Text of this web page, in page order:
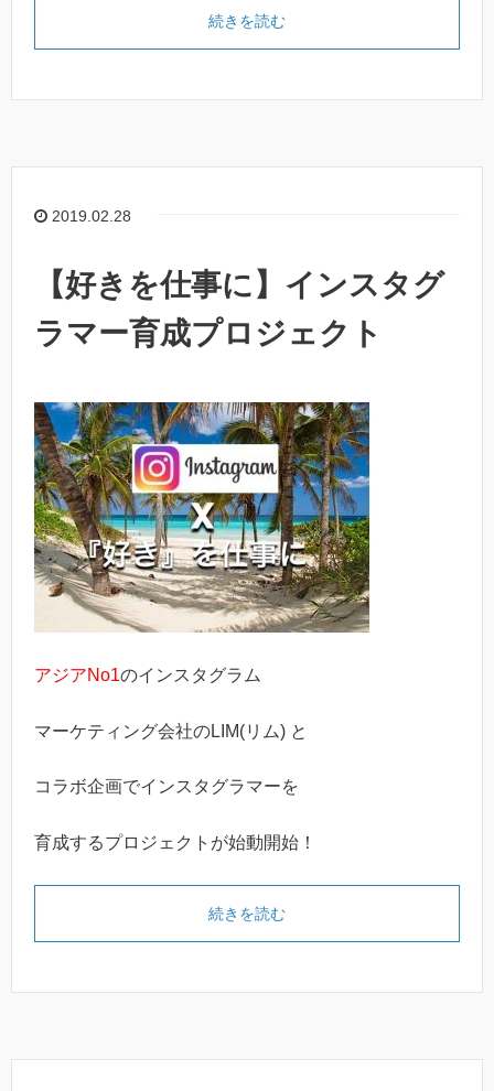
続きを読む
2019.02.28
【好きを仕事に】インスタグ
ラマー育成プロジェクト
アジアNo1のインスタグラム
マーケティング会社のLIM(リム) と
コラボ企画でインスタグラマーを
育成するプロジェクトが始動開始！
続きを読む